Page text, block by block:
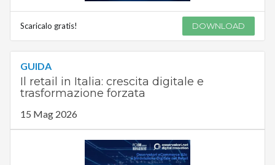
Scaricalo gratis! DOWNLOAD
GUIDA
Il retail in Italia: crescita digitale e
trasformazione forzata
15 Mag 2026